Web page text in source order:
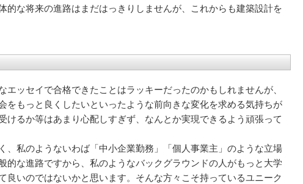
な将来の進路はまだはっきりしませんが、これからも建築設計を
ッセイで合格できたことはラッキーだったのかもしれませんが、
もっと良くしたいといったような前向きな変化を求める気持ちが
るか等はあまり心配しすぎず、なんとか実現できるよう頑張って
私のようないわば「中小企業勤務」「個人事業主」のような立場
な進路ですから、私のようなバックグラウンドの人がもっと大学
いのではないかと思います。そんな方々こそ持っているユニーク